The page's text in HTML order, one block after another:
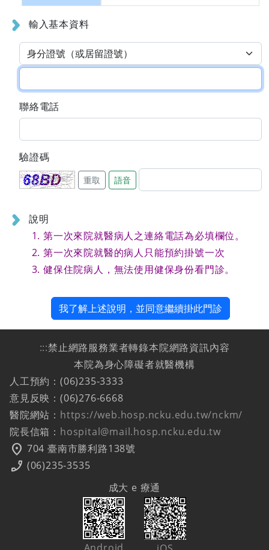
輸入基本資料
聯絡電話
驗證碼
重取 語音
說明
第一次來院就醫病人之連絡電話為必填欄位。
第一次來院就醫的病人只能預約掛號一次
健保住院病人，無法使用健保身份看門診。
我了解上述說明，並同意繼續掛此門診
:::禁止網路服務業者轉錄本院網路資訊內容
本院為身心障礙者就醫機構
人工預約：(06)235-3333
意見反映：(06)276-6668
醫院網站： https://web.hosp.ncku.edu.tw/nckm/
院長信箱： hospital@mail.hosp.ncku.edu.tw
location_on 704 臺南市勝利路138號
phone_enabled (06)235-3535
成大 e 療通